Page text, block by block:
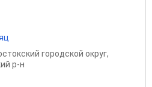
городской округ,
р-н